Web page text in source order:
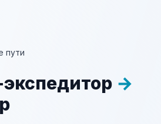
пути
→